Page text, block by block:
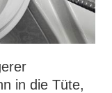
in die Tüte,